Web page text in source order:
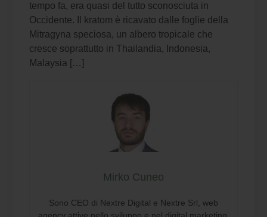
tempo fa, era quasi del tutto sconosciuta in
Occidente. Il kratom è ricavato dalle foglie della
Mitragyna speciosa, un albero tropicale che
cresce soprattutto in Thailandia, Indonesia,
Malaysia […]
Mirko Cuneo
Sono CEO di Nextre Digital e Nextre Srl, web
agency attive nello sviluppo e nel digital marketing.